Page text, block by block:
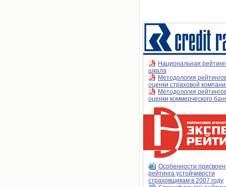
Национальная
шкала
Методология
оценки страховой
Методология
оценки коммерческого
Особенности
рейтинга устойчивости
страховщикам в 2007 году